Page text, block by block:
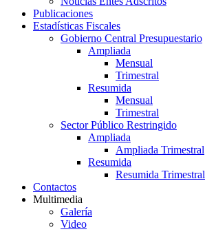
Publicaciones
Estadísticas Fiscales
Gobierno Central Presupuestario
Ampliada
Mensual
Trimestral
Resumida
Mensual
Trimestral
Sector Público Restringido
Ampliada
Ampliada Trimestral
Resumida
Resumida Trimestral
Contactos
Multimedia
Galería
Video